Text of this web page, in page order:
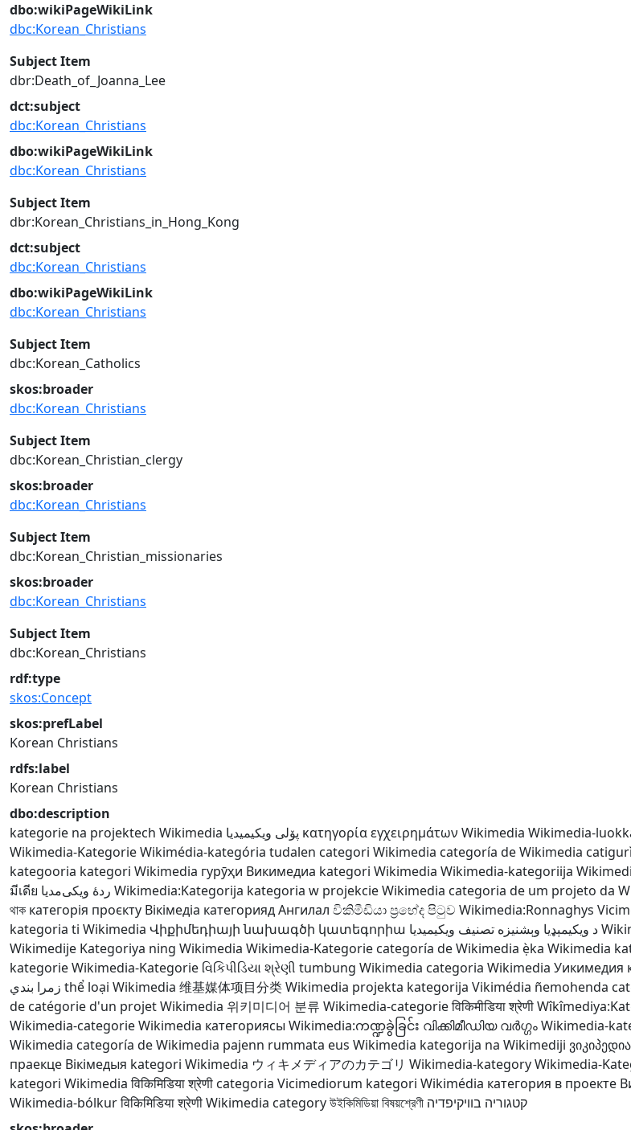
dbo:wikiPageWikiLink
dbc:Korean_Christians
Subject Item
dbr:Death_of_Joanna_Lee
dct:subject
dbc:Korean_Christians
dbo:wikiPageWikiLink
dbc:Korean_Christians
Subject Item
dbr:Korean_Christians_in_Hong_Kong
dct:subject
dbc:Korean_Christians
dbo:wikiPageWikiLink
dbc:Korean_Christians
Subject Item
dbc:Korean_Catholics
skos:broader
dbc:Korean_Christians
Subject Item
dbc:Korean_Christian_clergy
skos:broader
dbc:Korean_Christians
Subject Item
dbc:Korean_Christian_missionaries
skos:broader
dbc:Korean_Christians
Subject Item
dbc:Korean_Christians
rdf:type
skos:Concept
skos:prefLabel
Korean Christians
rdfs:label
Korean Christians
dbo:description
kategorie na projektech Wikimedia پۆلی ویکیمیدیا κατηγορία εγχειρημάτων Wikimedia Wikimedia-
Wikimedia-KategorieWikimédia-kategória tudalen categori Wikimedia categoría de Wikimedia
kategooria kategori Wikimedia гурӯҳи Викимедиа kategori Wikimedia Wikimedia-kategoriija
มีเดีย ردهٔ ویکی‌مدیا Wikimedia:Kategorija kategoria w projekcie Wikimedia categoria de um projeto da
থাক категорія проєкту Вікімедіа категорияд Ангилал විකිමීඩියා ප්‍රභේද පිටුව Wikimedia:Ronnaghys
kategoria ti Wikimedia Վիքիմեդիայի նախագծի կատեգորիա د ويکيمېډيا وېشنيزه تصنيف ويكيميديا
Wikimedije Kategoriya ning Wikimedia Wikimedia-Kategorie categoría de Wikimedia ẹ̀ka Wikimedia
kategorieWikimedia-Kategorie વિકિપીડિયા શ્રેણી tumbung Wikimedia categoria Wikimedia Уикимедия
زمرا بندي thể loại Wikimedia 维基媒体项目分类Wikimedia projekta kategorija Vikimédia ñemohenda
de catégorie d'un projet Wikimedia 위키미디어 분류 Wikimedia-categorieविकिमीडिया श्रेणी
Wikimedia-categorieWikimedia категориясы Wikimedia:ကဏ္ဍခွဲခြင်း വിക്കിമീഡിയ വർഗ്ഗംWikimedia-
Wikimedia categoría de Wikimedia pajenn rummata eus Wikimedia kategorija na Wikimediji
праекце Вікімедыя kategori Wikimedia ウィキメディアのカテゴリ Wikimedia-kategoryWikimedia-
kategori Wikimedia विकिमिडिया श्रेणी categoria Vicimediorum kategori Wikimédia категория в проекте
Wikimedia-bólkurविकिमिडिया श्रेणीWikimedia categoryউইকিমিডিয়া বিষয়শ্রেণী קטגוריה בוויקיפדיה